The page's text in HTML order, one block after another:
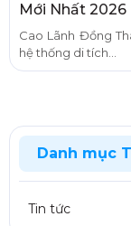
Mới Nhất 2026
Cao Lãnh Đồng
hệ thống di tích...
Danh mục
Tin tức